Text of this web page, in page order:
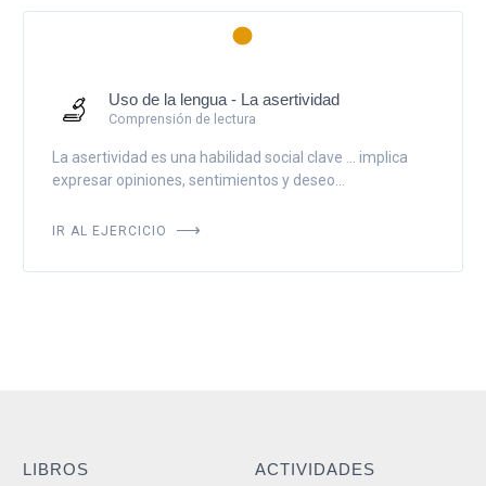
Uso de la lengua - La asertividad
Comprensión de lectura
La asertividad es una habilidad social clave ... implica
expresar opiniones, sentimientos y deseo...
IR AL EJERCICIO
LIBROS ACTIVIDADES